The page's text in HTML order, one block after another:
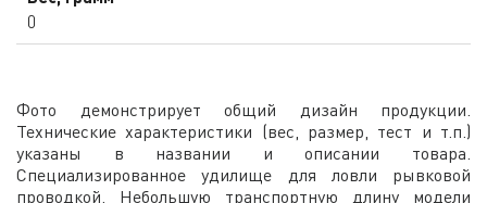
0
Фото демонстрирует общий дизайн продукции.
Технические характеристики (вес, размер, тест и т.п.)
указаны в названии и описании товара.
Специализированное удилище для ловли рывковой
проводкой. Небольшую транспортную длину модели